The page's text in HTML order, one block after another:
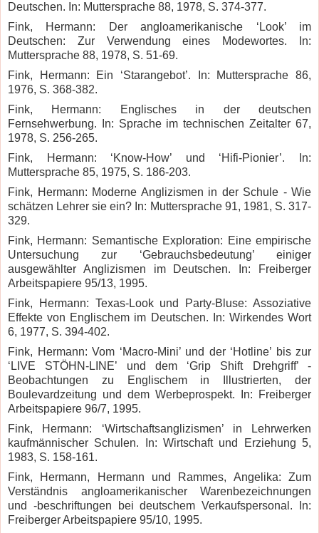
Deutschen. In: Muttersprache 88, 1978, S. 374-377.
Fink, Hermann: Der angloamerikanische ‘Look’ im
Deutschen: Zur Verwendung eines Modewortes. In:
Muttersprache 88, 1978, S. 51-69.
Fink, Hermann: Ein ‘Starangebot’. In: Muttersprache 86,
1976, S. 368-382.
Fink, Hermann: Englisches in der deutschen
Fernsehwerbung. In: Sprache im technischen Zeitalter 67,
1978, S. 256-265.
Fink, Hermann: ‘Know-How’ und ‘Hifi-Pionier’.
In:
Muttersprache 85, 1975, S. 186-203.
Fink, Hermann: Moderne Anglizismen in der Schule - Wie
schätzen Lehrer sie ein? In: Muttersprache 91, 1981, S. 317-
329.
Fink, Hermann: Semantische Exploration: Eine empirische
Untersuchung zur ‘Gebrauchsbedeutung’ einiger
ausgewählter Anglizismen im Deutschen. In: Freiberger
Arbeitspapiere 95/13, 1995.
Fink, Hermann: Texas-Look und Party-Bluse: Assoziative
Effekte von Englischem im Deutschen. In: Wirkendes Wort
6, 1977, S. 394-402.
Fink, Hermann: Vom ‘Macro-Mini’ und der ‘Hotline’ bis zur
‘LIVE STÖHN-LINE’ und dem ‘Grip Shift Drehgriff’ -
Beobachtungen zu Englischem in Illustrierten, der
Boulevardzeitung und dem Werbeprospekt. In: Freiberger
Arbeitspapiere 96/7, 1995.
Fink, Hermann: ‘Wirtschaftsanglizismen’ in Lehrwerken
kaufmännischer Schulen. In: Wirtschaft und Erziehung 5,
1983, S. 158-161.
Fink, Hermann, Hermann und Rammes, Angelika: Zum
Verständnis angloamerikanischer Warenbezeichnungen
und -beschriftungen bei deutschem Verkaufspersonal. In:
Freiberger Arbeitspapiere 95/10, 1995.